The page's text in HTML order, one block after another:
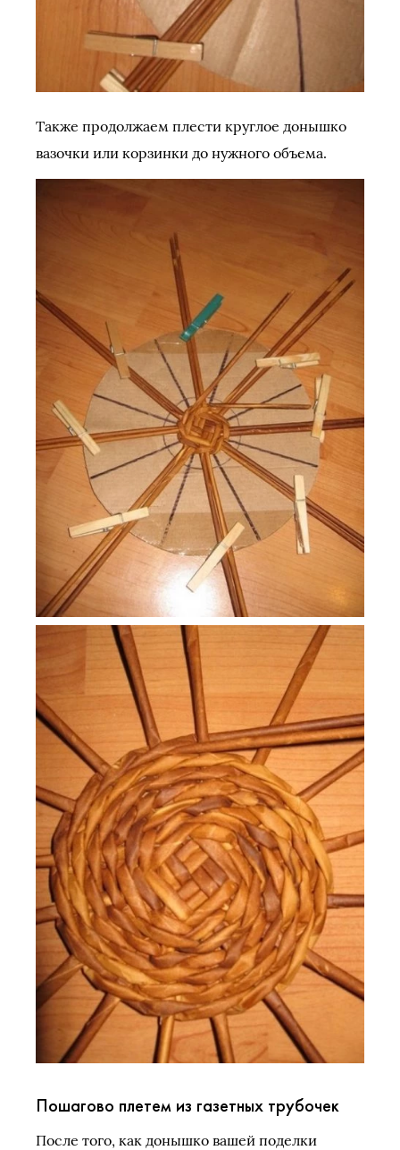
Также продолжаем плести круглое донышко
вазочки или корзинки до нужного объема.
Пошагово плетем из газетных трубочек
После того, как донышко вашей поделки